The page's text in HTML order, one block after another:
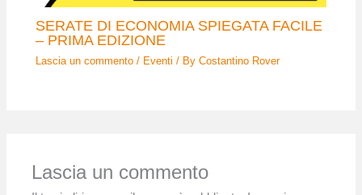
SERATE DI ECONOMIA SPIEGATA FACILE
– PRIMA EDIZIONE
Lascia un commento / Eventi / ByCostantino Rover
Lascia un commento